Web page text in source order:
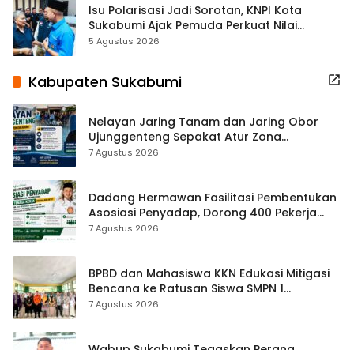
Isu Polarisasi Jadi Sorotan, KNPI Kota
Sukabumi Ajak Pemuda Perkuat Nilai
Kebangsaan
5 Agustus 2026
Kabupaten Sukabumi
Nelayan Jaring Tanam dan Jaring Obor
Ujunggenteng Sepakat Atur Zona
Penangkapan
7 Agustus 2026
Dadang Hermawan Fasilitasi Pembentukan
Asosiasi Penyadap, Dorong 400 Pekerja
Dapat Perlindungan BPJS
7 Agustus 2026
BPBD dan Mahasiswa KKN Edukasi Mitigasi
Bencana ke Ratusan Siswa SMPN 1
Simpenan
7 Agustus 2026